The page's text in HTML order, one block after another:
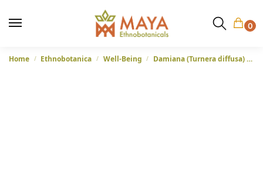
0
Home / Ethnobotanica / Well-Being / Damiana (Turnera diffusa) – Gesneden bladeren